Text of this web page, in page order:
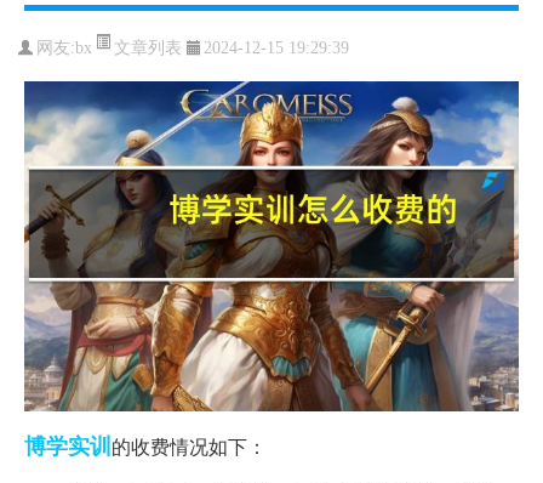
网友:bx 文章列表 2024-12-15 19:29:39
博学实训的收费情况如下：